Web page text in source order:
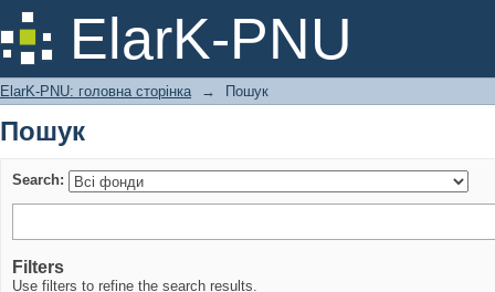
ElarK-PNU
Пошук
ElarK-PNU: головна сторінка → Пошук
Пошук
Search:
Filters
Use filters to refine the search results.